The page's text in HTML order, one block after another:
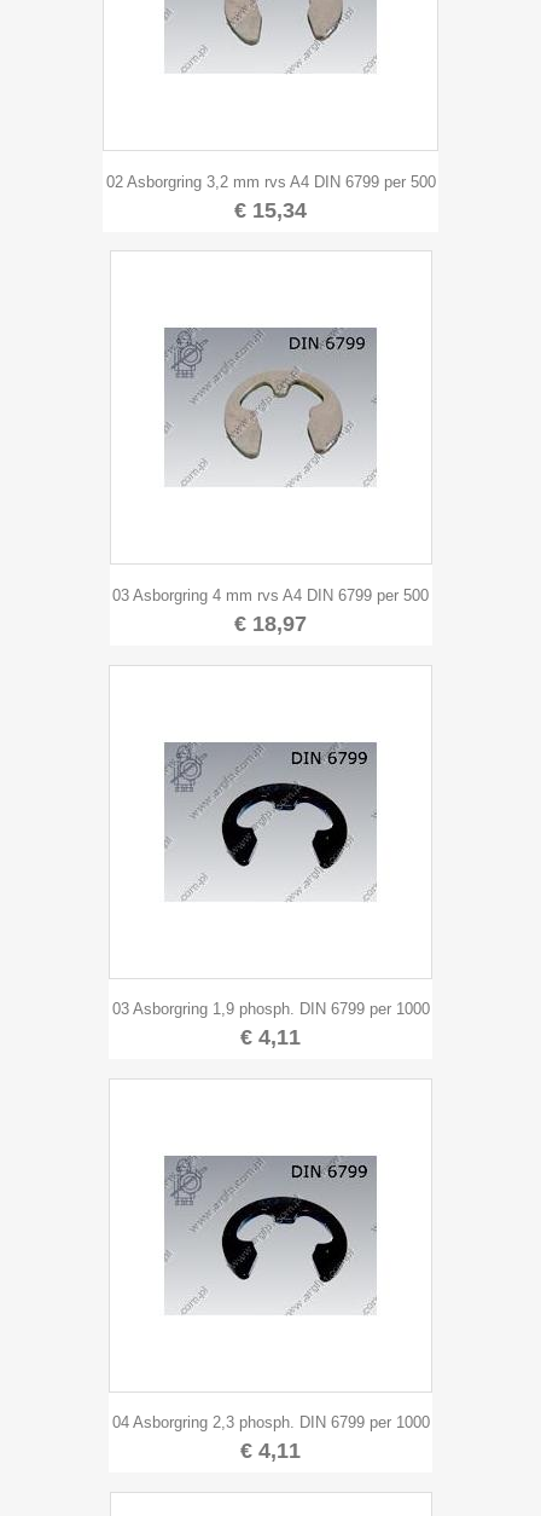
02 Asborgring 3,2 mm rvs A4 DIN 6799 per 500
€ 15,34
03 Asborgring 4 mm rvs A4 DIN 6799 per 500
€ 18,97
03 Asborgring 1,9 phosph. DIN 6799 per 1000
€ 4,11
04 Asborgring 2,3 phosph. DIN 6799 per 1000
€ 4,11